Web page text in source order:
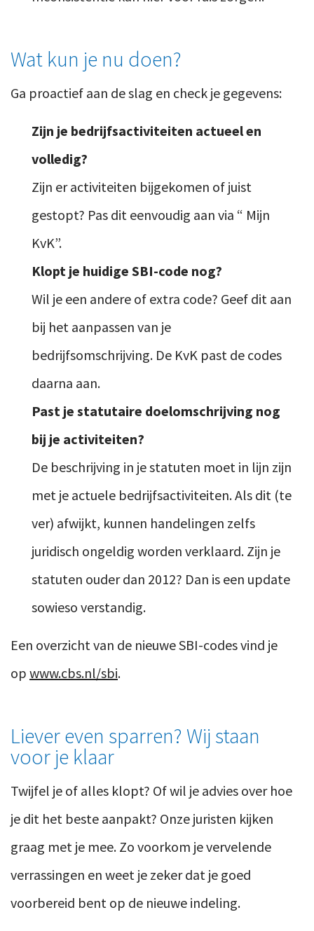
Wat kun je nu doen?
Ga proactief aan de slag en check je gegevens:
Zijn je bedrijfsactiviteiten actueel en
volledig?
Zijn er activiteiten bijgekomen of juist
gestopt? Pas dit eenvoudig aan via “ Mijn
KvK”.
Klopt je huidige SBI-code nog?
Wil je een andere of extra code? Geef dit aan
bij het aanpassen van je
bedrijfsomschrijving. De KvK past de codes
daarna aan.
Past je statutaire doelomschrijving nog
bij je activiteiten?
De beschrijving in je statuten moet in lijn zijn
met je actuele bedrijfsactiviteiten. Als dit (te
ver) afwijkt, kunnen handelingen zelfs
juridisch ongeldig worden verklaard. Zijn je
statuten ouder dan 2012? Dan is een update
sowieso verstandig.
Een overzicht van de nieuwe SBI-codes vind je
op www.cbs.nl/sbi.
Liever even sparren? Wij staan
voor je klaar
Twijfel je of alles klopt? Of wil je advies over hoe
je dit het beste aanpakt? Onze juristen kijken
graag met je mee. Zo voorkom je vervelende
verrassingen en weet je zeker dat je goed
voorbereid bent op de nieuwe indeling.